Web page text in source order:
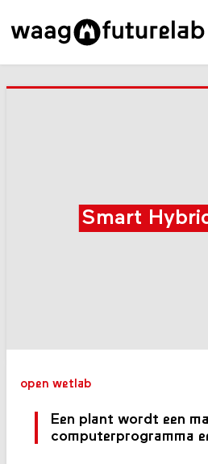
Smart
open wetlab
Een plant wordt een
computerprogramma